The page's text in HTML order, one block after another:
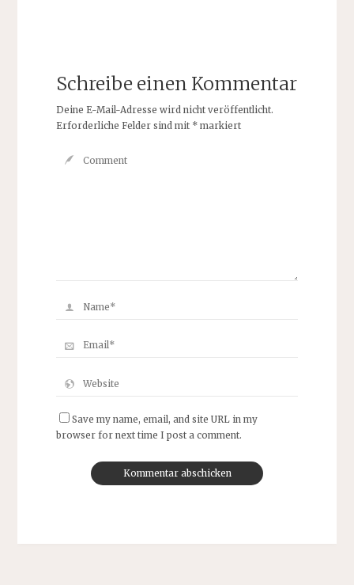
Schreibe einen Kommentar
Deine E-Mail-Adresse wird nicht veröffentlicht.
Erforderliche Felder sind mit *markiert
Save my name, email, and site URL in my
browser for next time I post a comment.